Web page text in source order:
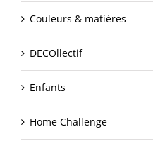
Couleurs & matières
DECOllectif
Enfants
Home Challenge